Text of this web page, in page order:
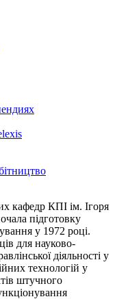
кафедр КПІ ім. Ігоря
підготовку
у 1972 році.
для науково-
діяльності у
технологій у
штучного